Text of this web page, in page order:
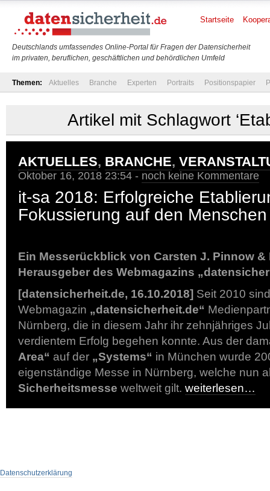
Deutschlands umfassendes Online-Portal für Fragen der Datensicherheit
im privaten, beruflichen, geschäftlichen und behördlichen Umfeld
Startseite
Themen: Aktuelles Branche Experten Portraits Positionspapier
Artikel mit Schlagwort
AKTUELLES, BRANCHE,
Oktober 16, 2018 23:54 - noch keine Kommentare
it-sa 2018: Erfolgreiche
Fokussierung auf den Menschen
Ein Messerückblick von Carsten J. Pinnow &
Herausgeber des Webmagazins
[datensicherheit.de, 16.10.2018] Seit 2010
Webmagazin „datensicherheit.de“
Nürnberg, die in diesem Jahr ihr zehnjähriges
verdientem Erfolg begehen konnte. Aus der
Area“ auf der „Systems“ in München wurde
eigenständige Messe in Nürnberg, welche nun
Sicherheitsmesse weltweit gilt. weiterlesen…
Datenschutzerklärung